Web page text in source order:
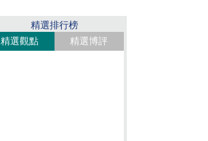
精選排行榜
精選觀點
精選博評